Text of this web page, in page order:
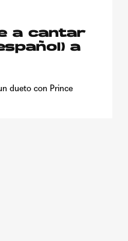
DE UMO agency. TODOS LOS
a cantar
a
dueto con Prince